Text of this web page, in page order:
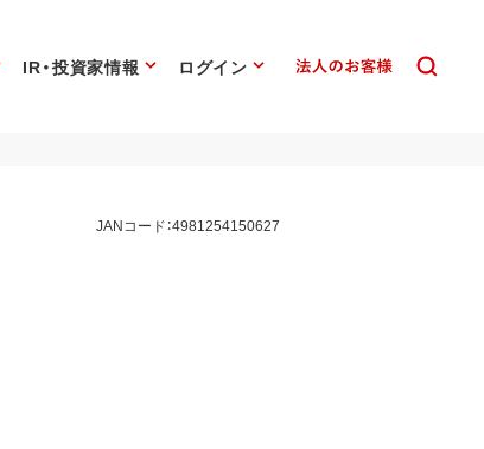
IR・投資家情報 ログイン
JANコード：4981254150627